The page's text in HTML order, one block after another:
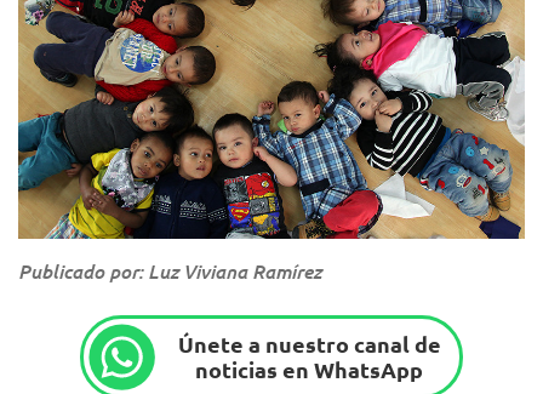
Publicado por: Luz Viviana Ramírez
Únete a nuestro canal de
noticias en WhatsApp